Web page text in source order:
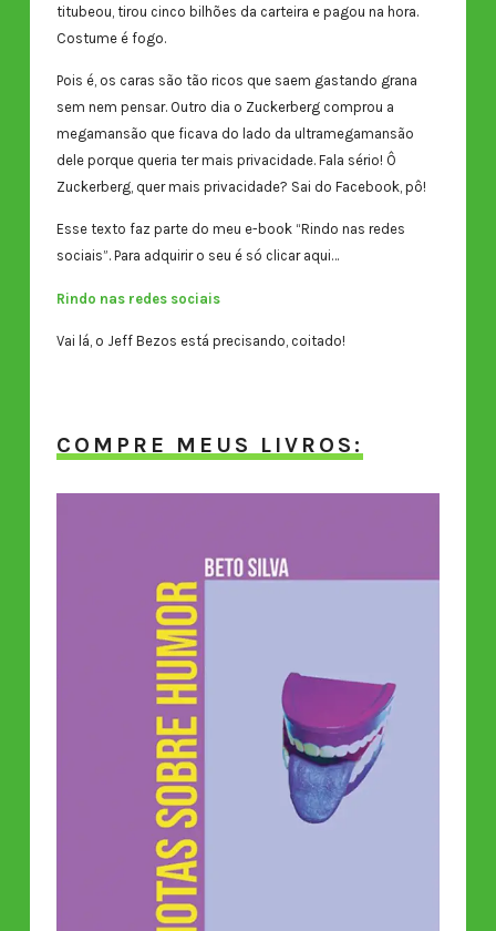
titubeou, tirou cinco bilhões da carteira e pagou na hora.
Costume é fogo.
Pois é, os caras são tão ricos que saem gastando grana
sem nem pensar. Outro dia o Zuckerberg comprou a
megamansão que ficava do lado da ultramegamansão
dele porque queria ter mais privacidade. Fala sério! Ô
Zuckerberg, quer mais privacidade? Sai do Facebook, pô!
Esse texto faz parte do meu e-book “Rindo nas redes
sociais”. Para adquirir o seu é só clicar aqui…
Rindo nas redes sociais
Vai lá, o Jeff Bezos está precisando, coitado!
COMPRE MEUS LIVROS: